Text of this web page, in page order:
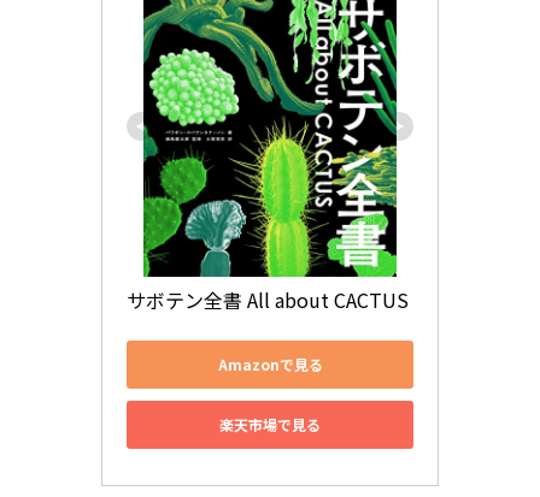
サボテン全書 All about CACTUS
Amazonで見る
楽天市場で見る